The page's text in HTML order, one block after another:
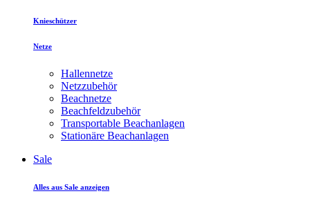
Knieschützer
Netze
Hallennetze
Netzzubehör
Beachnetze
Beachfeldzubehör
Transportable Beachanlagen
Stationäre Beachanlagen
Sale
Alles aus Sale anzeigen